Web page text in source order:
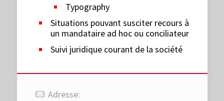
Typography
Situations pouvant susciter recours à
un mandataire ad hoc ou conciliateur
Suivi juridique courant de la société
Adresse: